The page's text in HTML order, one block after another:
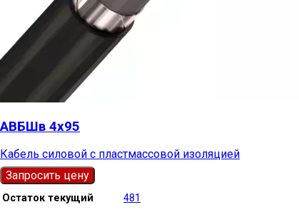
АВБШв 4х95
Кабель силовой с пластмассовой изоляцией
Запросить цену
Остаток текущий
481